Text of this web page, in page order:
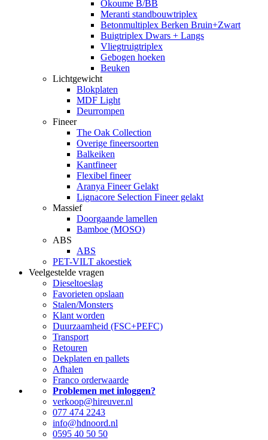
Okoume B/BB
Meranti standbouwtriplex
Betonmultiplex Berken Bruin+Zwart
Buigtriplex Dwars + Langs
Vliegtruigtriplex
Gebogen hoeken
Beuken
Lichtgewicht
Blokplaten
MDF Light
Deurrompen
Fineer
The Oak Collection
Overige fineersoorten
Balkeiken
Kantfineer
Flexibel fineer
Aranya Fineer Gelakt
Lignacore Selection Fineer gelakt
Massief
Doorgaande lamellen
Bamboe (MOSO)
ABS
ABS
PET-VILT akoestiek
Veelgestelde vragen
Dieseltoeslag
Favorieten opslaan
Stalen/Monsters
Klant worden
Duurzaamheid (FSC+PEFC)
Transport
Retouren
Dekplaten en pallets
Afhalen
Franco orderwaarde
Problemen met inloggen?
verkoop@hireuver.nl
077 474 2243
info@hdnoord.nl
0595 40 50 50